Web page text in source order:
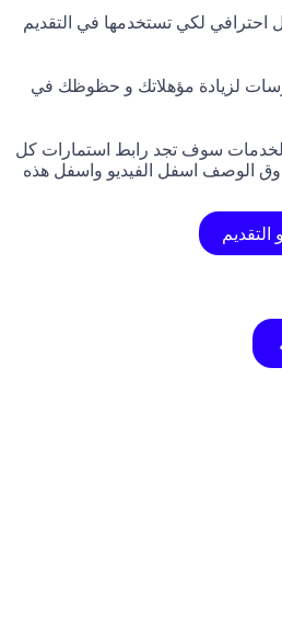
احترافي لكي تستخدمها في التقديم
لزيادة مؤهلاتك و حظوظك في
سوف تجد رابط استمارات كل
الوصف اسفل الفيديو واسفل هذه